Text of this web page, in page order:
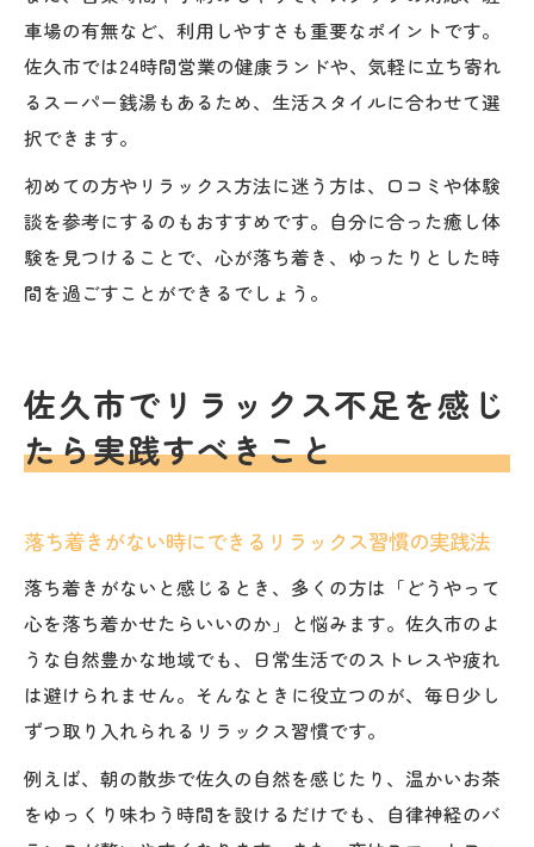
車場の有無など、利用しやすさも重要なポイントです。
佐久市では24時間営業の健康ランドや、気軽に立ち寄れ
るスーパー銭湯もあるため、生活スタイルに合わせて選
択できます。
初めての方やリラックス方法に迷う方は、口コミや体験
談を参考にするのもおすすめです。自分に合った癒し体
験を見つけることで、心が落ち着き、ゆったりとした時
間を過ごすことができるでしょう。
佐久市でリラックス不足を感じ
たら実践すべきこと
落ち着きがない時にできるリラックス習慣の実践法
落ち着きがないと感じるとき、多くの方は「どうやって
心を落ち着かせたらいいのか」と悩みます。佐久市のよ
うな自然豊かな地域でも、日常生活でのストレスや疲れ
は避けられません。そんなときに役立つのが、毎日少し
ずつ取り入れられるリラックス習慣です。
例えば、朝の散歩で佐久の自然を感じたり、温かいお茶
をゆっくり味わう時間を設けるだけでも、自律神経のバ